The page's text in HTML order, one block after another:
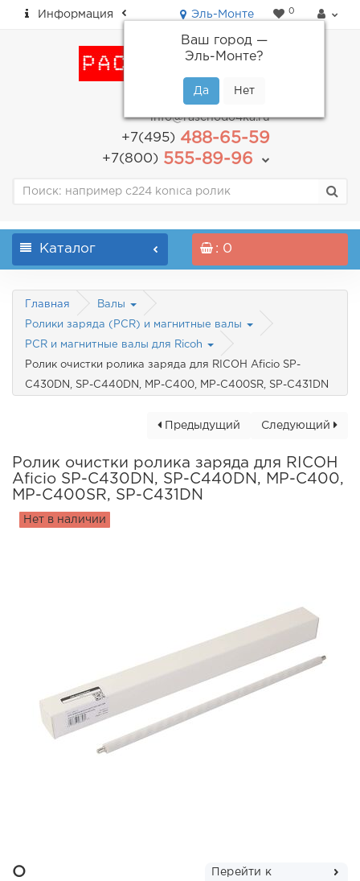
Информация Эль-Монте
Ваш город —
Эль-Монте?
0
пн-пт: с 9.00 до 18.00
info@raschodo4ka.ru
+7(495)488-65-59
+7(800)555-89-96
Каталог : 0
Главная Валы
Ролики заряда (PCR) и магнитные валы
PCR и магнитные валы для Ricoh
Ролик очистки ролика заряда для RICOH Aficio SP-
C430DN, SP-C440DN, MP-C400, MP-C400SR, SP-C431DN
Следующий
Предыдущий
Ролик очистки ролика заряда для RICOH
Aficio SP-C430DN, SP-C440DN, MP-C400,
MP-C400SR, SP-C431DN
Нет в наличии
О
Перейти к